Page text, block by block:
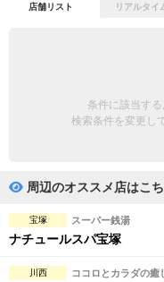
初回割引あり
ペアルームあり
フットバスあり
店舗リスト リアルタイ
条件に該当す
検索条件を変更し
周辺のオススメ店はこ
宝塚 スーパー銭湯
ナチュールスパ宝塚
川西 ココロとカラダの癒